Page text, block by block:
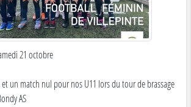
21 octobre
un match nul pour nos U11 lors du tour de brassage
AS